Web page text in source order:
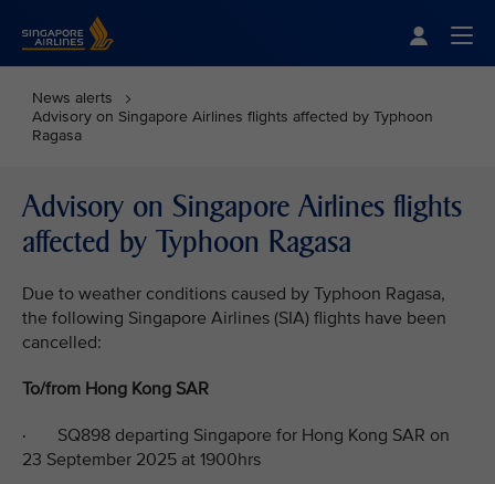
News alerts
Advisory on Singapore Airlines flights affected by Typhoon
Ragasa
Advisory on Singapore Airlines flights
affected by Typhoon Ragasa
Due to weather conditions caused by Typhoon Ragasa,
the following Singapore Airlines (SIA) flights have been
cancelled:
To/from Hong Kong SAR
· SQ898 departing Singapore for Hong Kong SAR on
23 September 2025 at 1900hrs